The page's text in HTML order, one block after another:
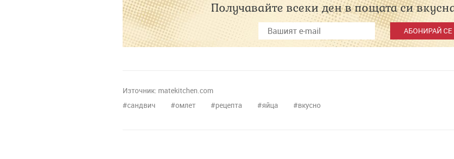
Получавайте всеки ден в пощата си
АБОНИРАЙ СЕ
Източник: matekitchen.com
сандвич
омлет рецепта яйца вкусно